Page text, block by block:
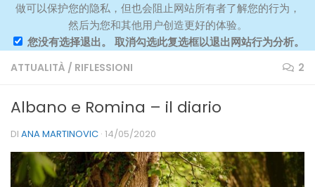
做可以保护您的隐私，但也会阻止网站所有者了解您的行为，
然后为您和其他用户创造更好的体验。
您没有选择退出。 取消勾选此复选框以退出网站行为分析。
ATTUALITÀ / RIFLESSIONI 2
Albano e Romina – il diario
DI ANA MARTINOVIC · 14/05/2020